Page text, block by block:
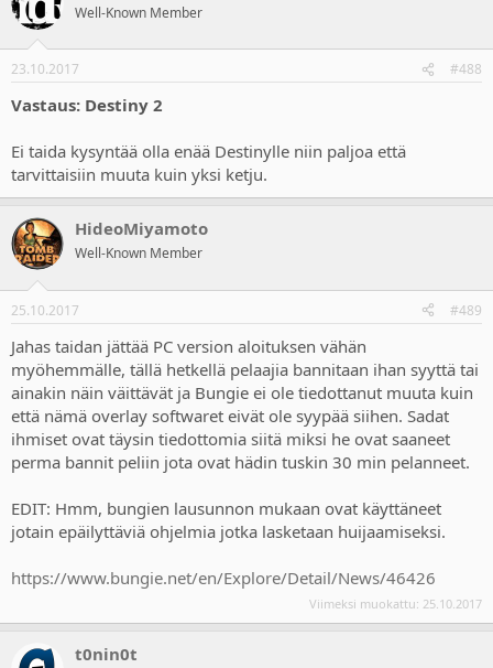
Well-Known Member
23.10.2017 #488
Vastaus: Destiny 2
Ei taida kysyntää olla enää Destinylle niin paljoa että
tarvittaisiin muuta kuin yksi ketju.
HideoMiyamoto
Well-Known Member
25.10.2017 #489
Jahas taidan jättää PC version aloituksen vähän
myöhemmälle, tällä hetkellä pelaajia bannitaan ihan syyttä tai
ainakin näin väittävät ja Bungie ei ole tiedottanut muuta kuin
että nämä overlay softwaret eivät ole syypää siihen. Sadat
ihmiset ovat täysin tiedottomia siitä miksi he ovat saaneet
perma bannit peliin jota ovat hädin tuskin 30 min pelanneet.
EDIT: Hmm, bungien lausunnon mukaan ovat käyttäneet
jotain epäilyttäviä ohjelmia jotka lasketaan huijaamiseksi.
https://www.bungie.net/en/Explore/Detail/News/46426
Viimeksi muokattu: 25.10.2017
t0nin0t